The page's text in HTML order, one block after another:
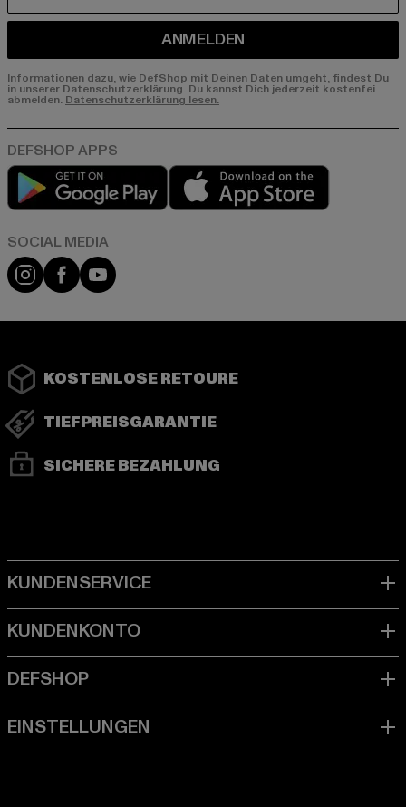
ANMELDEN
Informationen dazu, wie DefShop mit Deinen Daten umgeht, findest Du
in unserer Datenschutzerklärung. Du kannst Dich jederzeit kostenfei
abmelden. Datenschutzerklärung lesen.
Play market
Instagram
FacebookYouTube
KOSTENLOSE RETOURE
TIEFPREISGARANTIE
SICHERE BEZAHLUNG